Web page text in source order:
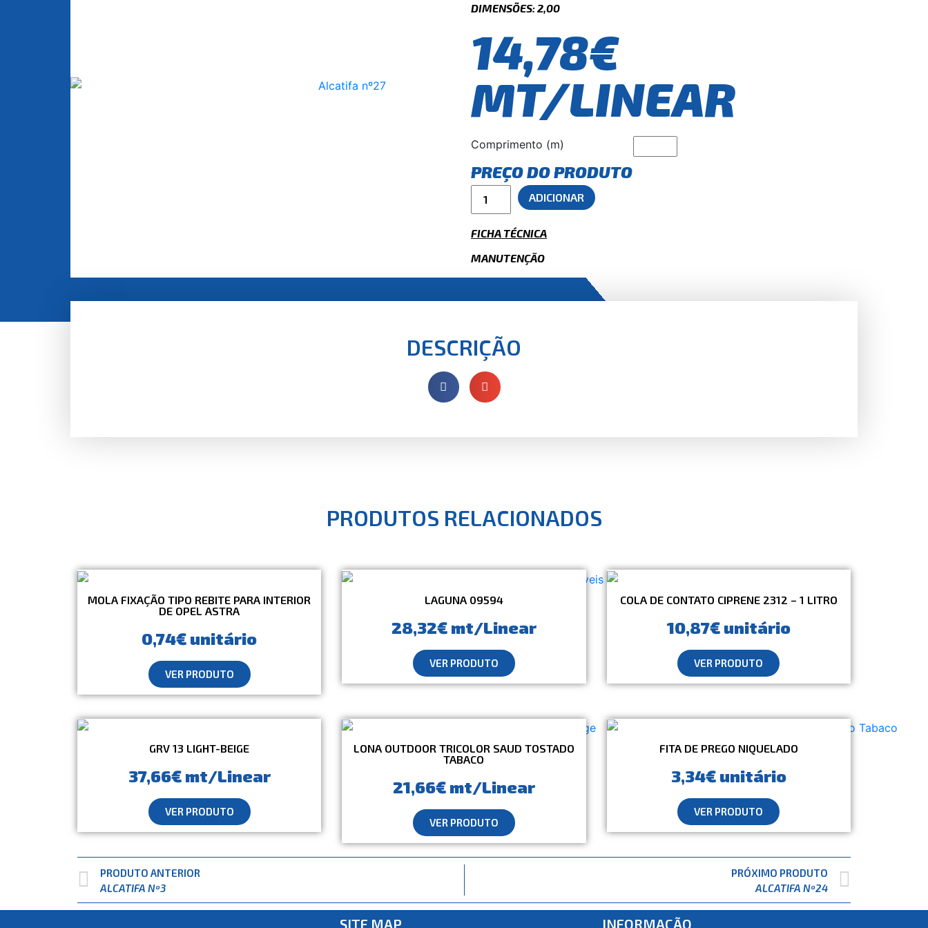
DIMENSÕES: 2,00
14,78€
MT/LINEAR
Comprimento (m)
PREÇO DO PRODUTO
ADICIONAR
FICHA TÉCNICA
MANUTENÇÃO
DESCRIÇÃO
PRODUTOS RELACIONADOS
MOLA FIXAÇÃO TIPO REBITE PARA INTERIOR
DE OPEL ASTRA
0,74€ unitário
VER PRODUTO
LAGUNA 09594
28,32€ mt/Linear
VER PRODUTO
COLA DE CONTATO CIPRENE 2312 – 1 LITRO
10,87€ unitário
VER PRODUTO
GRV 13 LIGHT-BEIGE
37,66€ mt/Linear
VER PRODUTO
LONA OUTDOOR TRICOLOR SAUD TOSTADO
TABACO
21,66€ mt/Linear
VER PRODUTO
FITA DE PREGO NIQUELADO
3,34€ unitário
VER PRODUTO
PRODUTO ANTERIOR
ALCATIFA Nº3
PRÓXIMO PRODUTO
ALCATIFA Nº24
SITE MAP INFORMAÇÃO